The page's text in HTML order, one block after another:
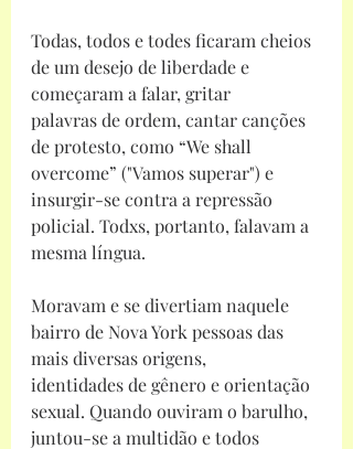
Todas, todos e todes ficaram cheios
de um desejo de liberdade e
começaram a falar, gritar
palavras de ordem, cantar canções
de protesto, como “We shall
overcome” ("Vamos superar") e
insurgir-se contra a repressão
policial. Todxs, portanto, falavam a
mesma língua.
Moravam e se divertiam naquele
bairro de Nova York pessoas das
mais diversas origens,
identidades de gênero e orientação
sexual. Quando ouviram o barulho,
juntou-se a multidão e todos